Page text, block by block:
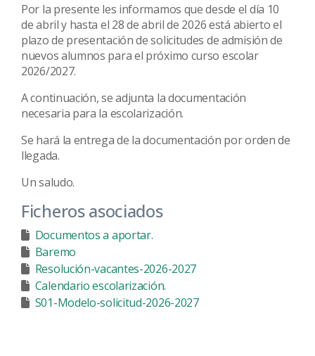
Por la presente les informamos que desde el día 10
de abril y hasta el 28 de abril de 2026 está abierto el
plazo de presentación de solicitudes de admisión de
nuevos alumnos para el próximo curso escolar
2026/2027.
A continuación, se adjunta la documentación
necesaria para la escolarización.
Se hará la entrega de la documentación por orden de
llegada.
Un saludo.
Ficheros asociados
Documentos a aportar.
Baremo
Resolución-vacantes-2026-2027
Calendario escolarización.
S01-Modelo-solicitud-2026-2027